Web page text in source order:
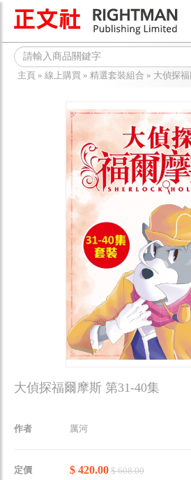
主頁 » 線上購買 » 精選套裝組合 » 大偵探
大偵探福爾摩斯 第31-40集
作者 厲河
定價 $ 420.00 $ 608.00